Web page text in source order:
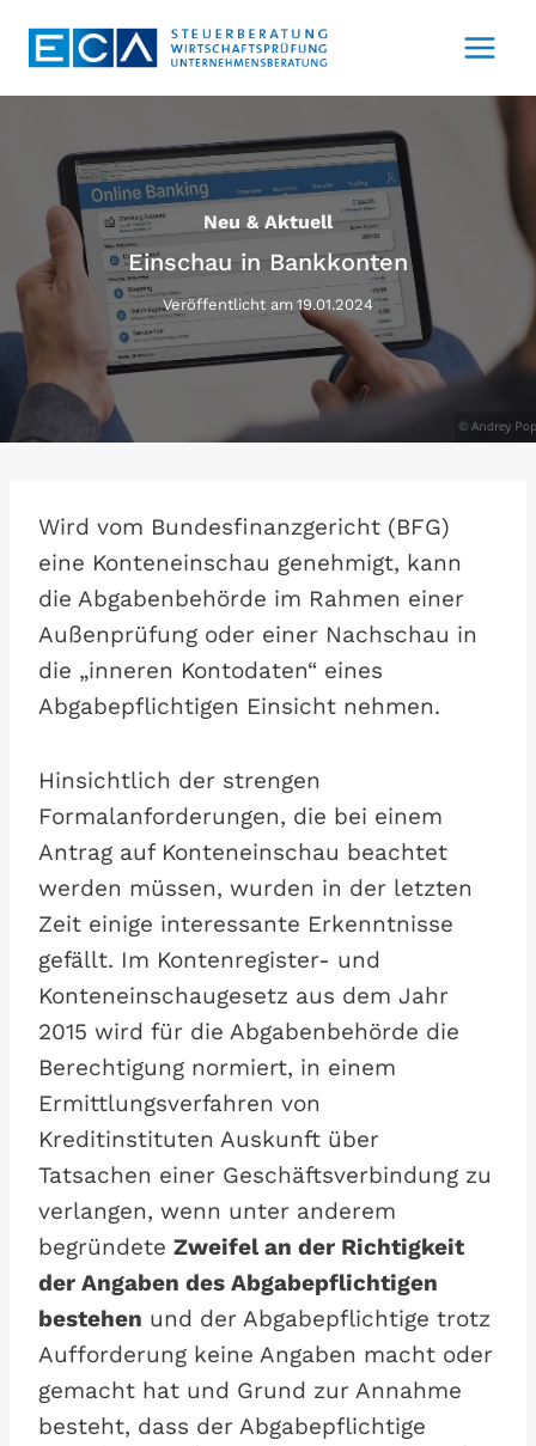
Inhalt
Neu & Aktuell
Einschau in Bankkonten
Veröffentlicht am 19.01.2024
Wird vom Bundesfinanzgericht (BFG)
eine Konteneinschau genehmigt, kann
die Abgabenbehörde im Rahmen einer
Außenprüfung oder einer Nachschau in
die „inneren Kontodaten“ eines
Abgabepflichtigen Einsicht nehmen.
Hinsichtlich der strengen
Formalanforderungen, die bei einem
Antrag auf Konteneinschau beachtet
werden müssen, wurden in der letzten
Zeit einige interessante Erkenntnisse
gefällt. Im Kontenregister- und
Konteneinschaugesetz aus dem Jahr
2015 wird für die Abgabenbehörde die
Berechtigung normiert, in einem
Ermittlungsverfahren von
Kreditinstituten Auskunft über
Tatsachen einer Geschäftsverbindung zu
verlangen, wenn unter anderem
begründete Zweifel an der Richtigkeit
der Angaben des Abgabepflichtigen
bestehen und der Abgabepflichtige trotz
Aufforderung keine Angaben macht oder
gemacht hat und Grund zur Annahme
besteht, dass der Abgabepflichtige